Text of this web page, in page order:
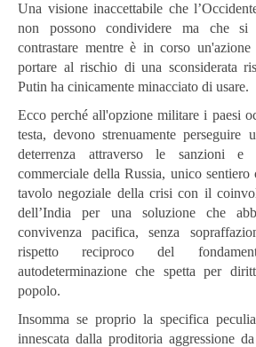
Una visione inaccettabile che
non possono condividere ma che si
contrastare mentre è in corso
portare al rischio di una sconsiderata
Putin ha cinicamente minacciato di usare.
Ecco perché all'opzione militare i paesi
testa, devono strenuamente perseguire
deterrenza attraverso le sanzioni e
commerciale della Russia, unico sentiero
tavolo negoziale della crisi con il
dell’India per una soluzione che
convivenza pacifica, senza
rispetto reciproco del
autodeterminazione che spetta per
popolo.
Insomma se proprio la specifica
innescata dalla proditoria aggressione